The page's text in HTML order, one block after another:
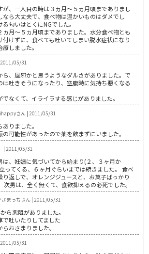
が、一人目の時は３ヵ月～５ヵ月頃までありまし
なら大丈夫で、食べ物は温かいものはダメでし
匂いはとくにNGでした。
ヵ月～５ヵ月頃までありました。水分食べ物とも
付けずに、食べても吐いてしまい脱水症状になり
しました。
05/31
ら、風邪かと思うようなダルさがありました。で
は吐きそうになったり、空腹時に気持ち悪くなる
なくて、イライラする感じがありました。
さん | 2011/05/31
りました。
の可能性があったので薬を飲まずにいました。
| 2011/05/31
は、妊娠に気づいてから始まり(２、３ヶ月か
ってくる、６ヶ月ぐらいまでは続きました。 食べ
り返しで、オレンジジュースと、お菓子ばっかり
次男は、全く無くて、食欲抑えるの必死でした。
さまっちさん | 2011/05/31
ら悪阻がありました。
で吐いたりしてました
おさまりました。
05/31